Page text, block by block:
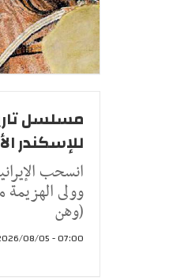
للإسكندر
انسحب
وولى الهزيمة
(وهن
07:00 - 2026/08/05